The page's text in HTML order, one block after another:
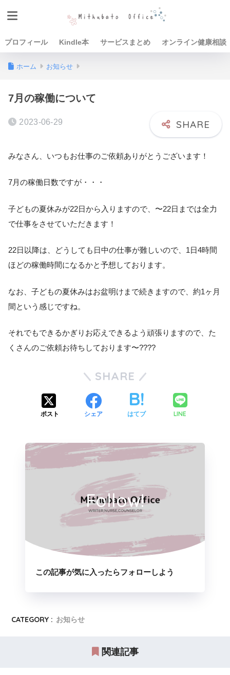
プロフィール Kindle本 サービスまとめ オンライン健康相談
ホーム お知らせ
7月の稼働について
2023-06-29
みなさん、いつもお仕事のご依頼ありがとうございます！
7月の稼働日数ですが・・・
子どもの夏休みが22日から入りますので、〜22日までは全力
で仕事をさせていただきます！
22日以降は、どうしても日中の仕事が難しいので、1日4時間
ほどの稼働時間になるかと予想しております。
なお、子どもの夏休みはお盆明けまで続きますので、約1ヶ月
間という感じですね。
それでもできるかぎりお応えできるよう頑張りますので、た
くさんのご依頼お待ちしております〜????
SHARE
ポスト シェア はてブ LINE
Follow!
この記事が気に入ったらフォローしよう
CATEGORY : お知らせ
関連記事